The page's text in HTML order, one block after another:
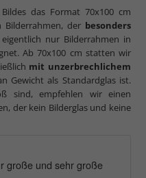
das Format 70x100 cm
Bilderrahmen, der besonders
nur Bilderrahmen in
Ab 70x100 cm statten wir
mit unzerbrechlichem
Gewicht als Standardglas ist.
sind, empfehlen wir einen
der kein Bilderglas und keine
große und sehr große